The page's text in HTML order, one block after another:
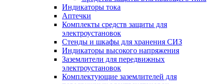
Индикаторы тока
Аптечки
Комплекты средств защиты для
электроустановок
Стенды и шкафы для хранения СИЗ
Индикаторы высокого напряжения
Заземлители для передвижных
электроустановок
Комплектующие заземлителей для